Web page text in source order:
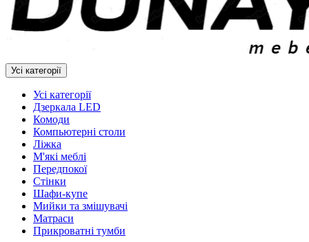
Усі категорії
Усі категорії
Дзеркала LED
Комоди
Компьютерні столи
Ліжка
М'які меблі
Передпокої
Стінки
Шафи-купе
Мийки та змішувачі
Матраси
Прикроватні тумби